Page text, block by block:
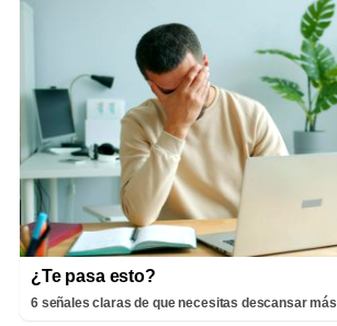
¿Te pasa esto?
6 señales claras de que necesitas descansar más